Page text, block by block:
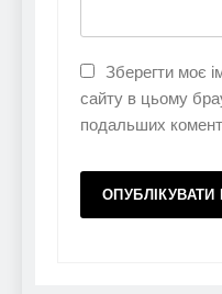
Зберегти моє
сайту в цьому
подальших